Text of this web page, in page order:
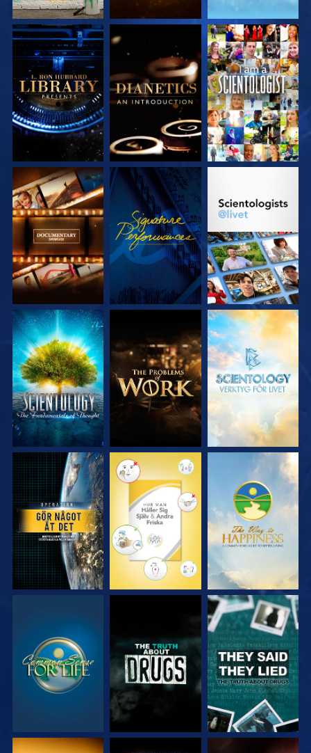
UTFORSKA
SERIEN
UTFORSKA
SERIEN
TITTA
UTFORSKA
SERIEN
TITTA
UTFORSKA
UTFORSKA
SERIEN
UTFORSKA
SERIEN
UTFORSKA
SERIEN
TITTA TITTA TITTA
TITTA TITTA TITTA